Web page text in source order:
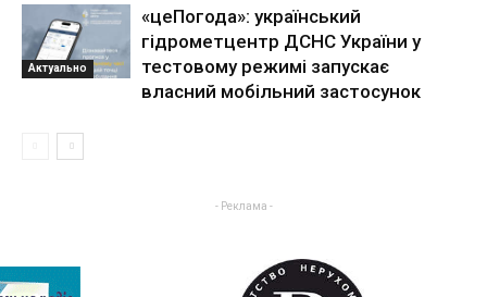
Актуально
«цеПогода»: український
гідрометцентр ДСНС України у
тестовому режимі запускає
власний мобільний застосунок
- Реклама -